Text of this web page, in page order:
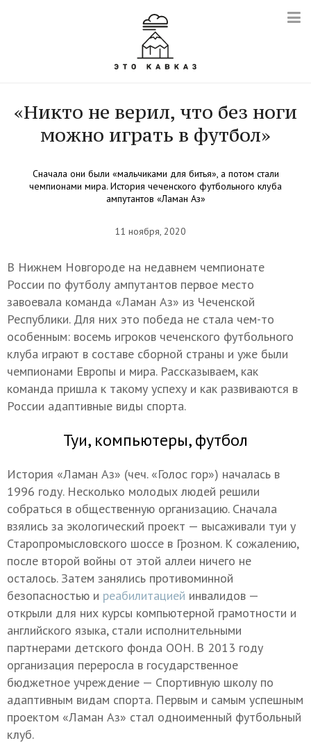
«Никто не верил, что без ноги
можно играть в футбол»
Сначала они были «мальчиками для битья», а потом стали
чемпионами мира. История чеченского футбольного клуба
ампутантов «Ламан Аз»
11 ноября, 2020
В Нижнем Новгороде на недавнем чемпионате
России по футболу ампутантов первое место
завоевала команда «Ламан Аз» из Чеченской
Республики. Для них это победа не стала чем-то
особенным: восемь игроков чеченского футбольного
клуба играют в составе сборной страны и уже были
чемпионами Европы и мира. Рассказываем, как
команда пришла к такому успеху и как развиваются в
России адаптивные виды спорта.
Туи, компьютеры, футбол
История «Ламан Аз» (чеч. «Голос гор») началась в
1996 году. Несколько молодых людей решили
собраться в общественную организацию. Сначала
взялись за экологический проект — высаживали туи у
Старопромысловского шоссе в Грозном. К сожалению,
после второй войны от этой аллеи ничего не
осталось. Затем занялись противоминной
безопасностью и реабилитацией инвалидов —
открыли для них курсы компьютерной грамотности и
английского языка, стали исполнительными
партнерами детского фонда ООН. В 2013 году
организация переросла в государственное
бюджетное учреждение — Спортивную школу по
адаптивным видам спорта. Первым и самым успешным
проектом «Ламан Аз» стал одноименный футбольный
клуб.